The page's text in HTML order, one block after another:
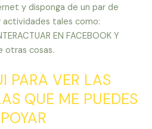
y disponga de un par de
actividades tales como:
EN FACEBOOK Y
otras cosas.
PARA VER LAS
QUE ME PUEDES